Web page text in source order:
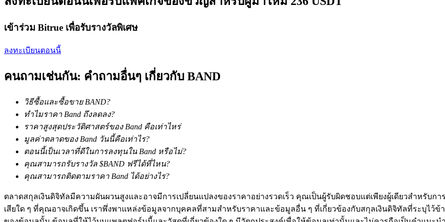
การเซ้งแบบยืดหยุ่นเพื่อรับโทเคนยอดนิยม
การล็อค BTR
การลงทุนพิเศษสำหรับผู้ถือ BTR
เข้าร่วม Bitrue เพื่อรับรางวัลพิเศษ
ลงทะเบียนตอนนี้
คนถามเช่นกัน: คำถามอื่นๆ เกี่ยวกับ BAND
วิธีซื้อและซื้อขาย BAND?
ทำไมราคา Band ถึงลดลง?
ราคาสูงสุดประวัติศาสตร์ของ Band คือเท่าไหร่
มูลค่าตลาดของ Band วันนี้คือเท่าไร?
ตอนนี้เป็นเวลาที่ดีในการลงทุนใน Band หรือไม่?
คุณสามารถรับรางวัล $BAND ฟรีได้ที่ไหน?
คุณสามารถติดตามราคา Band ได้อย่างไร?
ตลาดสกุลเงินดิจิทัลมีความผันผวนสูงและอาจมีการเปลี่ยนแปลงของราคาอย่างรวดเร็ว คุณเป็นผู้รับผิดชอบแต่เพียงผู้เดียวสำหรับ
เสียใด ๆ ที่คุณอาจเกิดขึ้น เราพึ่งพาแหล่งข้อมูลจากบุคคลที่สามสำหรับราคาและข้อมูลอื่น ๆ ที่เกี่ยวข้องกับสกุลเงินดิจิทัลที่ระบุไว้